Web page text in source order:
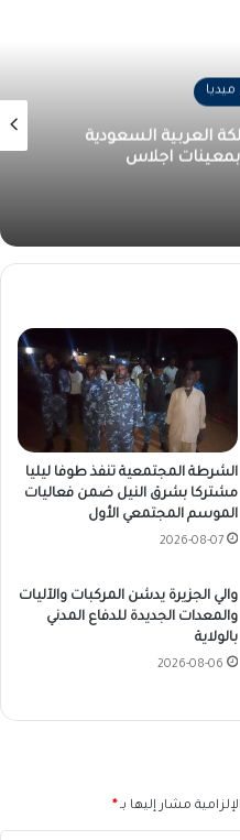
العربية السعودية
الشرطة المجتمعية تنفذ طوفا ليليا
مشتركا بشرق النيل ضمن فعاليات
الموسم المجتمعي الأول
2026-08-07
والي الجزيرة يدشن المركبات والآليات
والمعدات الجديدة للدفاع المدني
بالولاية
2026-08-06
مشار إليها بـ*